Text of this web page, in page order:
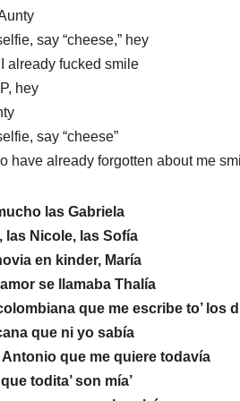
say “cheese,” hey
already fucked smile
hey
say “cheese”
have already forgotten about me
las Gabriela
las Nicole, las Sofía
en kinder, María
se llamaba Thalía
que me escribe to’ los
que ni yo sabía
Antonio que me quiere todavía
todita’ son mía’